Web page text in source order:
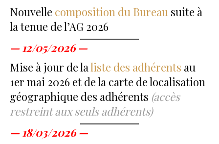
Nouvelle composition du Bureau suite à
la tenue de l’AG 2026
— 12/05/2026 —
Mise à jour de laliste des adhérents au
1er mai 2026 et de la carte de localisation
géographique des adhérents (accès
restreint aux seuls adhérents)
— 18/03/2026 —